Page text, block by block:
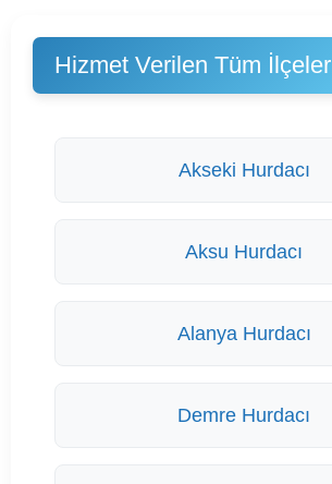
Hizmet Verilen Tüm İlçeler
Akseki Hurdacı
Aksu Hurdacı
Alanya Hurdacı
Demre Hurdacı